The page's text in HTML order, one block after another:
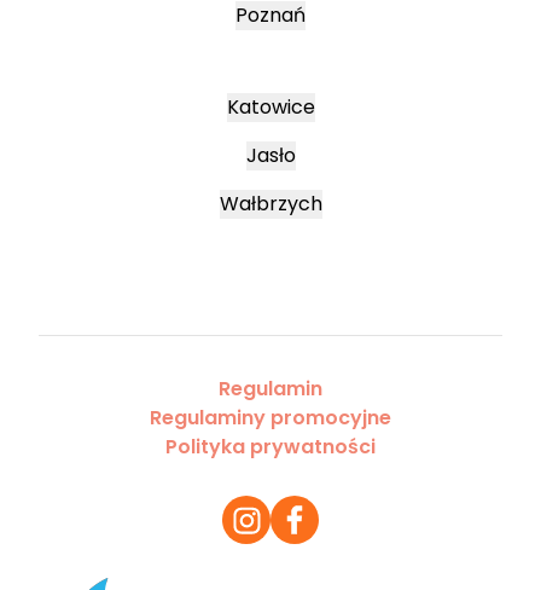
Poznań
Katowice
Jasło
Wałbrzych
Regulamin
Regulaminy promocyjne
Polityka prywatności